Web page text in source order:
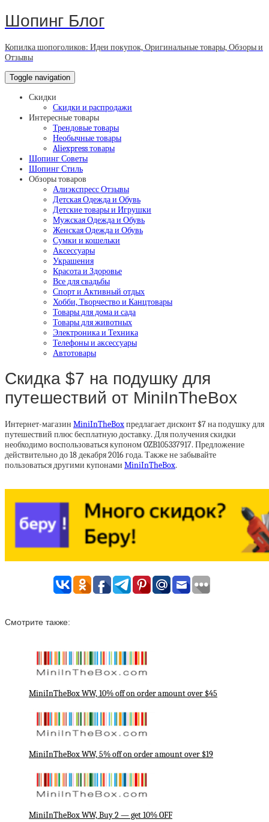
Шопинг Блог
Копилка шопоголиков: Идеи покупок, Оригинальные товары, Обзоры и
Отзывы
Toggle navigation
Скидки
Скидки и распродажи
Интересные товары
Трендовые товары
Необычные товары
Aliexpress товары
Шопинг Советы
Шопинг Стиль
Обзоры товаров
Алиэкспресс Отзывы
Детская Одежда и Обувь
Детские товары и Игрушки
Мужская Одежда и Обувь
Женская Одежда и Обувь
Сумки и кошельки
Аксессуары
Украшения
Красота и Здоровье
Все для свадьбы
Спорт и Активный отдых
Хобби, Творчество и Канцтовары
Товары для дома и сада
Товары для животных
Электроника и Техника
Телефоны и аксессуары
Автотовары
Скидка $7 на подушку для
путешествий от MiniInTheBox
Интернет-магазин MiniInTheBoxпредлагает дисконт $7 на подушку для
путешествий плюс бесплатную доставку. Для получения скидки
необходимо воспользоваться купоном OZB105337917. Предложение
действительно до 18 декабря 2016 года. Также не забывайте
пользоваться другими купонами MiniInTheBox.
Смотрите также:
MiniInTheBox WW, 10% off on order amount over $45
MiniInTheBox WW, 5% off on order amount over $19
MiniInTheBox WW, Buy 2 — get 10% OFF